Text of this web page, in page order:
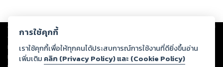
Copyright © 2026
ต่อผลงานหรือเนื้อหาใดที่อัปโหลดผ่านเว็บไซต์และปรากฏว่าละเมิดสิทธิใน
ทรัพย์สินทางปัญญาของบุคคลอื่นหรือขัดต่อกฎหมายและศีลธรรม ดังนั้น ผู้อ่าน
ทุกท่านโปรดใช้วิจารณญาณในการกลั่นกรองด้วยตนเอง และหากท่านพบว่าส่วน
การใช้คุกกี้
เราใช้คุกกี้เพื่อให้ทุกคนได้ประสบการณ์การใช้งานที่ดียิ่งขึ้นอ่าน
เพิ่มเติม คลิก (Privacy Policy) และ (Cookie Policy)